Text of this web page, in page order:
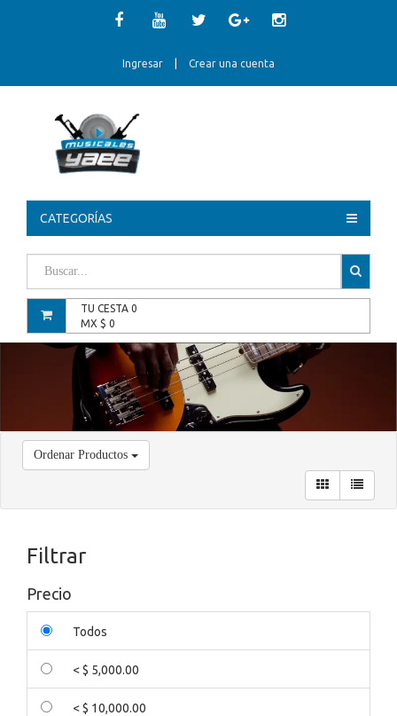
Ingresar Crear una cuenta
CATEGORÍAS
TU CESTA 0
MX $ 0
Ordenar Productos
Filtrar
Precio
Todos
< $ 5,000.00
< $ 10,000.00